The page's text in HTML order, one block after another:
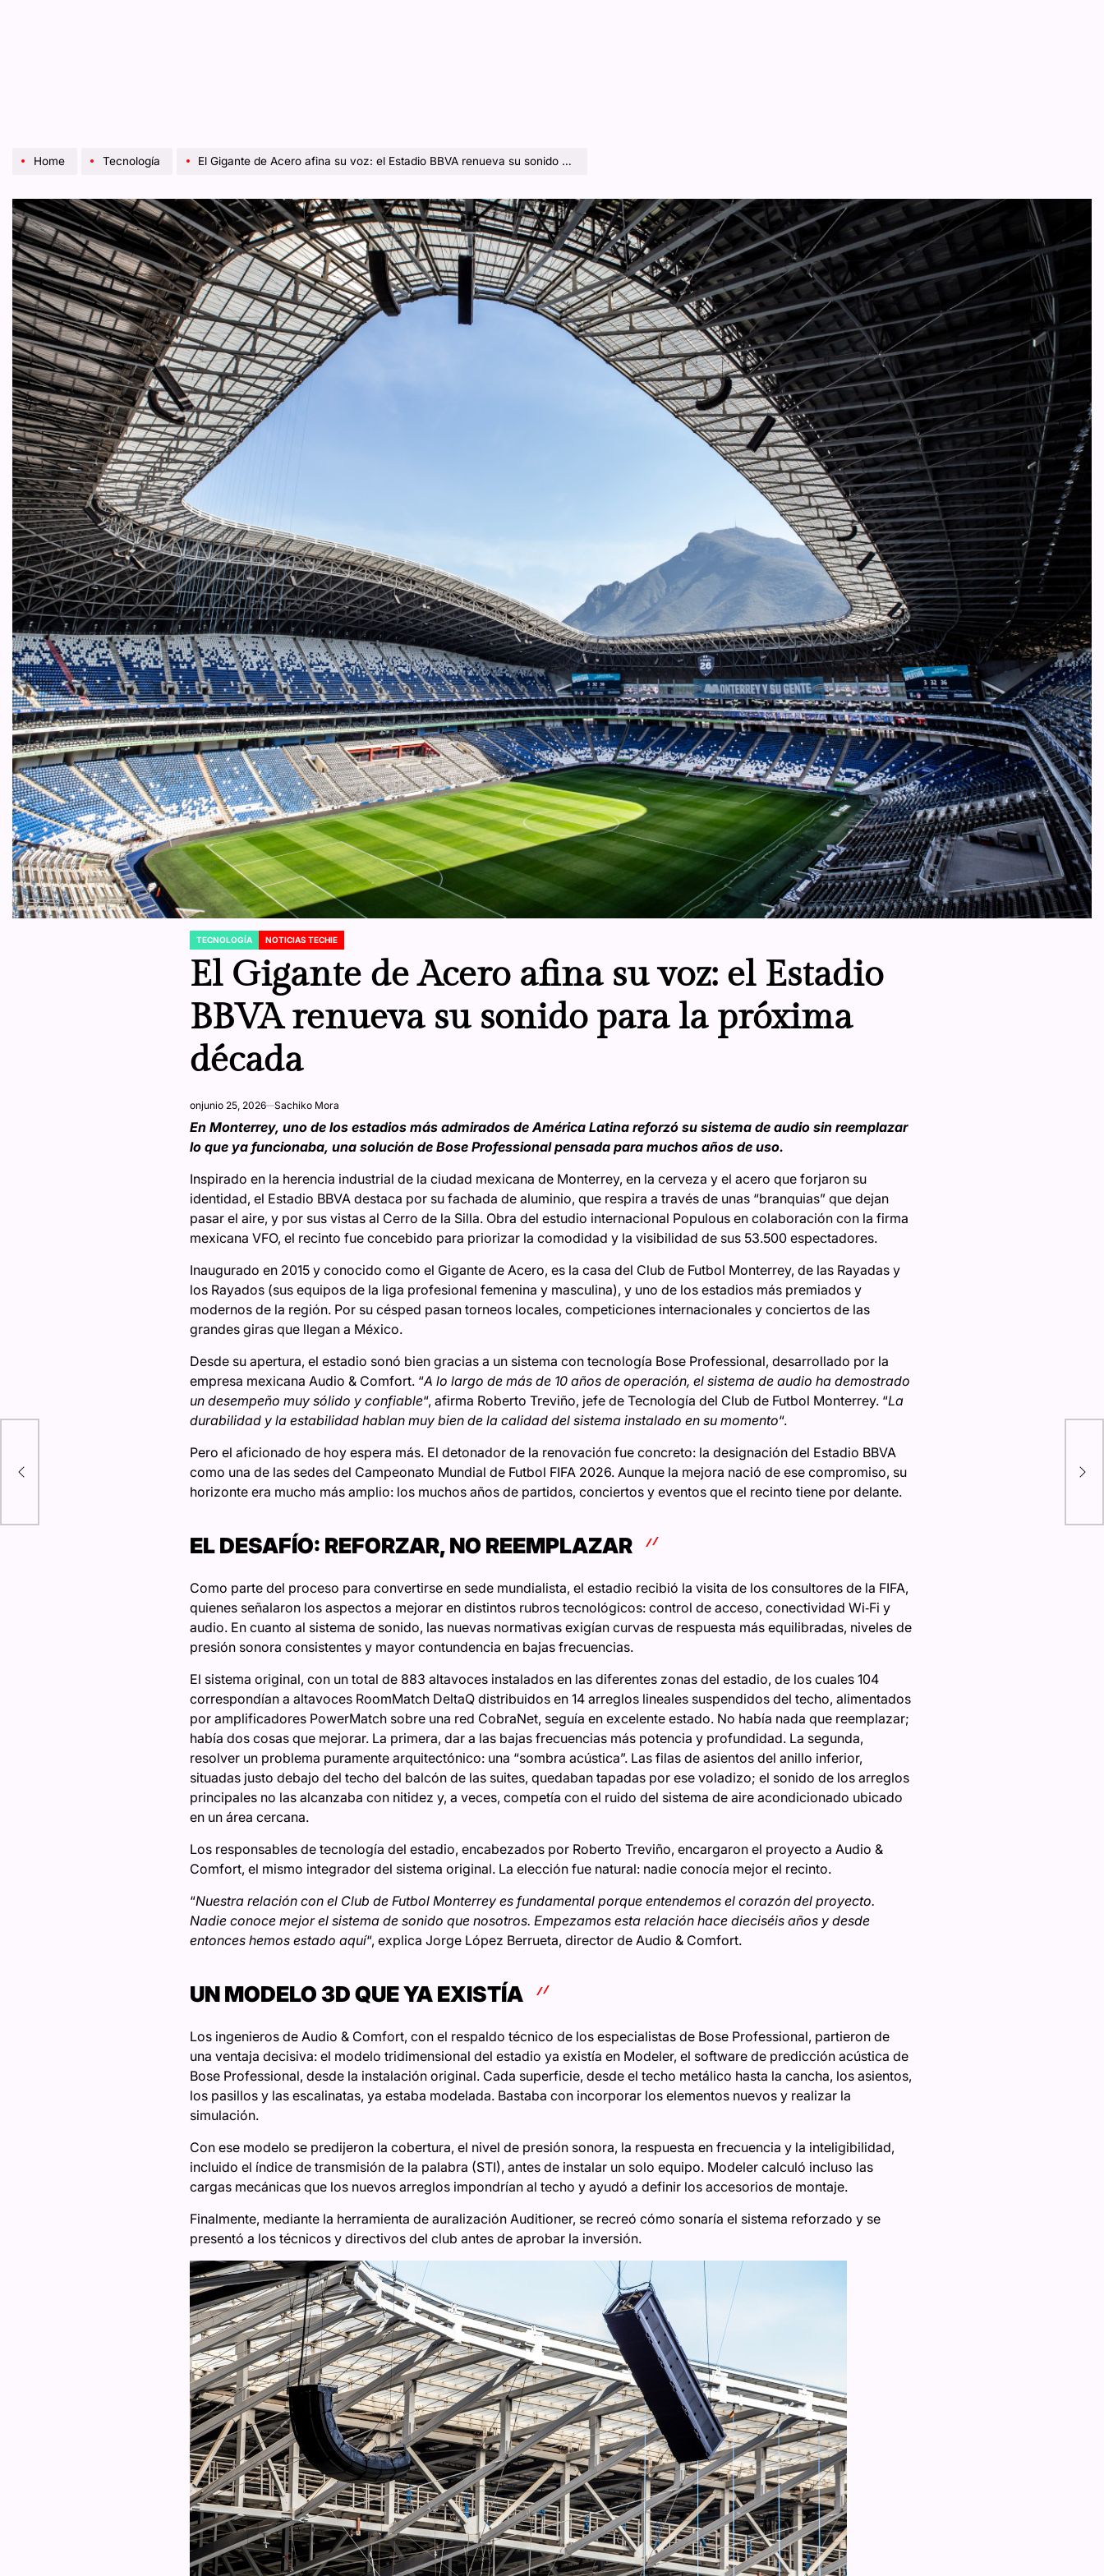
Home Tecnología El Gigante de Acero afina su voz: el Estadio BBVA renueva su sonido para la próxima década
POSTED
TECNOLOGÍA NOTICIAS TECHIE
El Gigante de Acero afina su voz: el Estadio
BBVA renueva su sonido para la próxima
década
onjunio 25, 2026 Sachiko Mora
En Monterrey, uno de los estadios más admirados de América Latina reforzó su sistema de audio sin reemplazar
lo que ya funcionaba, una solución de Bose Professional pensada para muchos años de uso.
Inspirado en la herencia industrial de la ciudad mexicana de Monterrey, en la cerveza y el acero que forjaron su
identidad, el Estadio BBVA destaca por su fachada de aluminio, que respira a través de unas “branquias” que dejan
pasar el aire, y por sus vistas al Cerro de la Silla. Obra del estudio internacional Populous en colaboración con la firma
mexicana VFO, el recinto fue concebido para priorizar la comodidad y la visibilidad de sus 53.500 espectadores.
Inaugurado en 2015 y conocido como el Gigante de Acero, es la casa del Club de Futbol Monterrey, de las Rayadas y
los Rayados (sus equipos de la liga profesional femenina y masculina), y uno de los estadios más premiados y
modernos de la región. Por su césped pasan torneos locales, competiciones internacionales y conciertos de las
grandes giras que llegan a México.
Desde su apertura, el estadio sonó bien gracias a un sistema con tecnología Bose Professional, desarrollado por la
empresa mexicana Audio & Comfort. “A lo largo de más de 10 años de operación, el sistema de audio ha demostrado
un desempeño muy sólido y confiable“, afirma Roberto Treviño, jefe de Tecnología del Club de Futbol Monterrey. “La
durabilidad y la estabilidad hablan muy bien de la calidad del sistema instalado en su momento“.
Pero el aficionado de hoy espera más. El detonador de la renovación fue concreto: la designación del Estadio BBVA
como una de las sedes del Campeonato Mundial de Futbol FIFA 2026. Aunque la mejora nació de ese compromiso, su
horizonte era mucho más amplio: los muchos años de partidos, conciertos y eventos que el recinto tiene por delante.
EL DESAFÍO: REFORZAR, NO REEMPLAZAR
Como parte del proceso para convertirse en sede mundialista, el estadio recibió la visita de los consultores de la FIFA,
quienes señalaron los aspectos a mejorar en distintos rubros tecnológicos: control de acceso, conectividad Wi‑Fi y
audio. En cuanto al sistema de sonido, las nuevas normativas exigían curvas de respuesta más equilibradas, niveles de
presión sonora consistentes y mayor contundencia en bajas frecuencias.
El sistema original, con un total de 883 altavoces instalados en las diferentes zonas del estadio, de los cuales 104
correspondían a altavoces RoomMatch DeltaQ distribuidos en 14 arreglos lineales suspendidos del techo, alimentados
por amplificadores PowerMatch sobre una red CobraNet, seguía en excelente estado. No había nada que reemplazar;
había dos cosas que mejorar. La primera, dar a las bajas frecuencias más potencia y profundidad. La segunda,
resolver un problema puramente arquitectónico: una “sombra acústica”. Las filas de asientos del anillo inferior,
situadas justo debajo del techo del balcón de las suites, quedaban tapadas por ese voladizo; el sonido de los arreglos
principales no las alcanzaba con nitidez y, a veces, competía con el ruido del sistema de aire acondicionado ubicado
en un área cercana.
Los responsables de tecnología del estadio, encabezados por Roberto Treviño, encargaron el proyecto a Audio &
Comfort, el mismo integrador del sistema original. La elección fue natural: nadie conocía mejor el recinto.
“Nuestra relación con el Club de Futbol Monterrey es fundamental porque entendemos el corazón del proyecto.
Nadie conoce mejor el sistema de sonido que nosotros. Empezamos esta relación hace dieciséis años y desde
entonces hemos estado aquí“, explica Jorge López Berrueta, director de Audio & Comfort.
UN MODELO 3D QUE YA EXISTÍA
Los ingenieros de Audio & Comfort, con el respaldo técnico de los especialistas de Bose Professional, partieron de
una ventaja decisiva: el modelo tridimensional del estadio ya existía en Modeler, el software de predicción acústica de
Bose Professional, desde la instalación original. Cada superficie, desde el techo metálico hasta la cancha, los asientos,
los pasillos y las escalinatas, ya estaba modelada. Bastaba con incorporar los elementos nuevos y realizar la
simulación.
Con ese modelo se predijeron la cobertura, el nivel de presión sonora, la respuesta en frecuencia y la inteligibilidad,
incluido el índice de transmisión de la palabra (STI), antes de instalar un solo equipo. Modeler calculó incluso las
cargas mecánicas que los nuevos arreglos impondrían al techo y ayudó a definir los accesorios de montaje.
Finalmente, mediante la herramienta de auralización Auditioner, se recreó cómo sonaría el sistema reforzado y se
presentó a los técnicos y directivos del club antes de aprobar la inversión.